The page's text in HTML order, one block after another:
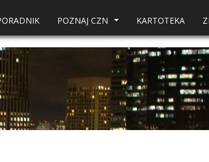
POZNAJ CZN KARTOTEKA